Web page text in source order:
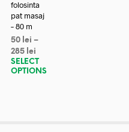
folosinta
pat masaj
– 80 m
50 lei –
285 lei
SELECT
OPTIONS